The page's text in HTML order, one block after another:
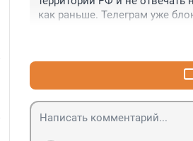
как раньше. Телеграм уже